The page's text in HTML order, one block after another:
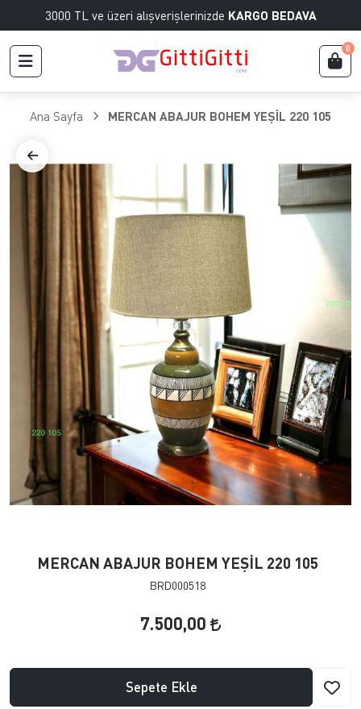
3000 TL ve üzeri alışverişlerinizde KARGO BEDAVA
0
Ana Sayfa MERCAN ABAJUR BOHEM YEŞİL 220 105
MERCAN ABAJUR BOHEM YEŞİL 220 105
BRD000518
7.500,00
Sepete Ekle